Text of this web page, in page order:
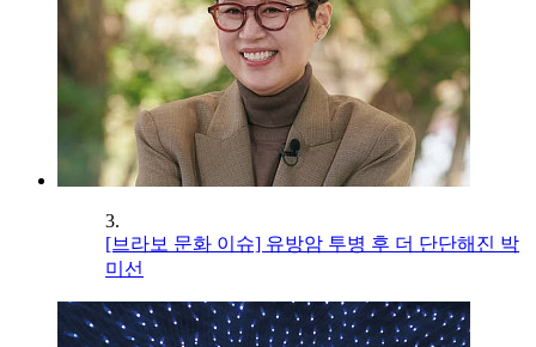
3.
[브라보 문화 이슈] 유방암 투병 후 더 단단해진 박
미선